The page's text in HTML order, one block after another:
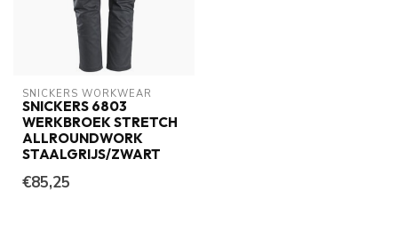
SNICKERS WORKWEAR
SNICKERS 6803
WERKBROEK STRETCH
ALLROUNDWORK
STAALGRIJS/ZWART
€85,25